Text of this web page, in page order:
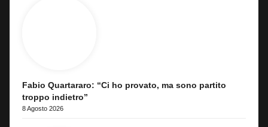
Fabio Quartararo: “Ci ho provato, ma sono partito
troppo indietro”
8 Agosto 2026